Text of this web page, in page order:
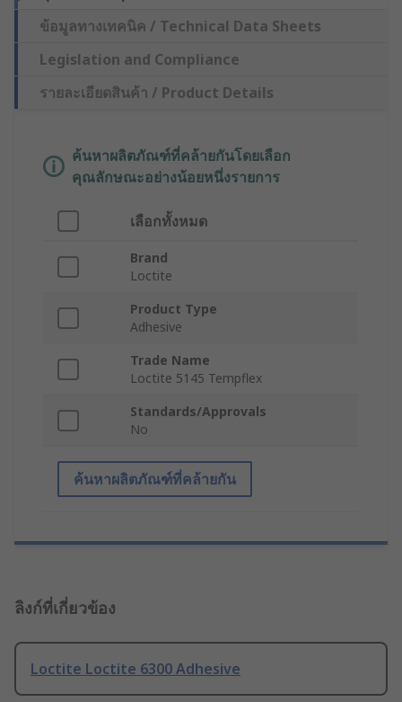
ข้อมูลทางเทคนิค / Technical Data Sheets
Legislation and Compliance
รายละเอียดสินค้า / Product Details
ค้นหาผลิตภัณฑ์ที่คล้ายกันโดยเลือก
คุณลักษณะอย่างน้อยหนึ่งรายการ
เลือกทั้งหมด
Brand
Loctite
Product Type
Adhesive
Trade Name
Loctite 5145 Tempflex
Standards/Approvals
No
ค้นหาผลิตภัณฑ์ที่คล้ายกัน
ลิงก์ที่เกี่ยวข้อง
Loctite Loctite 6300 Adhesive